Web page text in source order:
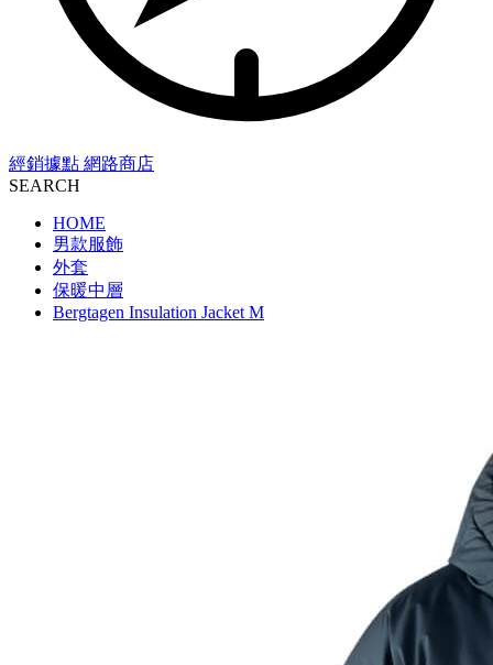
經銷據點 網路商店
SEARCH
HOME
男款服飾
外套
保暖中層
Bergtagen Insulation Jacket M